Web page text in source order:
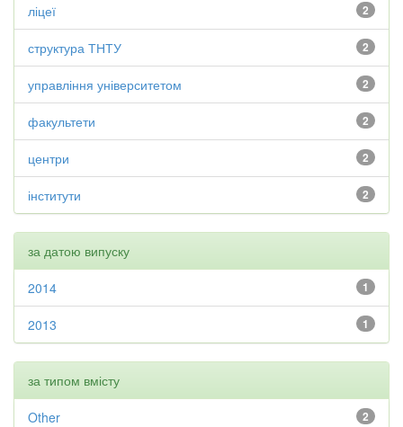
2
ліцеї
2
структура ТНТУ
2
управління університетом
2
факультети
2
центри
2
інститути
за датою випуску
1
2014
1
2013
за типом вмісту
2
Other